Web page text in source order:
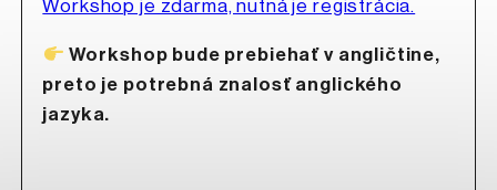
Workshop je zdarma, nutná je registrácia.
Workshop bude prebiehať v angličtine,
preto je potrebná znalosť anglického
jazyka.